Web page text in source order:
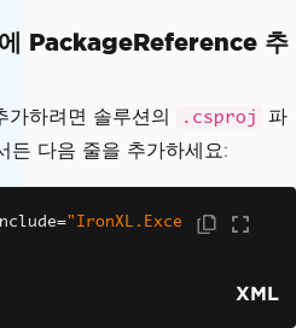
PackageReference 추
하려면 솔루션의 .csproj
파
든 다음 줄을 추가하세요:
="IronXL.Exce
XML